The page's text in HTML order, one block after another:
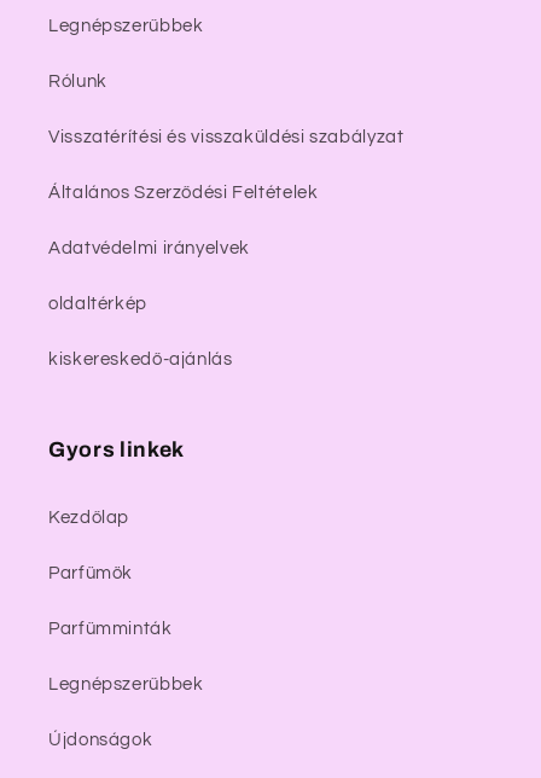
Legnépszerűbbek
Rólunk
Visszatérítési és visszaküldési szabályzat
Általános Szerződési Feltételek
Adatvédelmi irányelvek
oldaltérkép
kiskereskedő-ajánlás
Gyors linkek
Kezdőlap
Parfümök
Parfümminták
Legnépszerűbbek
Újdonságok